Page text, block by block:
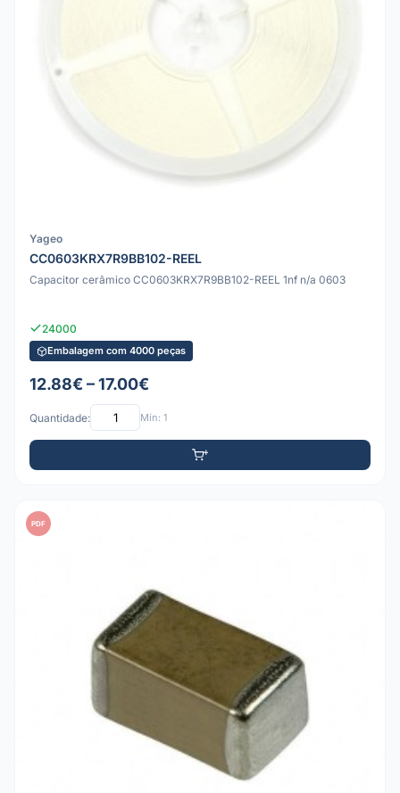
Yageo
CC0603KRX7R9BB102-REEL
Capacitor cerâmico CC0603KRX7R9BB102-REEL 1nf n/a 0603
24000
Embalagem com 4000 peças
12.88€ – 17.00€
Quantidade: Mín: 1
PDF